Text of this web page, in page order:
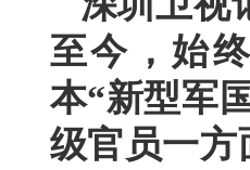
至今，始
本“新型军
级官员一方